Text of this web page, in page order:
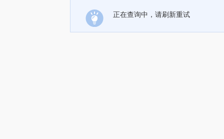
正在查询中，请刷新重试